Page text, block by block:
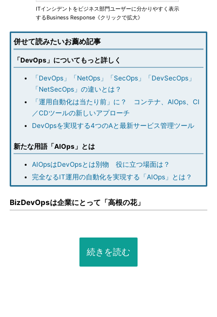
ITインシデントをビジネス部門ユーザーに分かりやすく表示
するBusiness Response《クリックで拡大》
併せて読みたいお薦め記事
「DevOps」についてもっと詳しく
「DevOps」「NetOps」「SecOps」「DevSecOps」
「NetSecOps」の違いとは？
「運用自動化は当たり前」に？ コンテナ、AIOps、CI
／CDツールの新しいアプローチ
DevOpsを実現する4つのAと最新サービス管理ツール
新たな用語「AIOps」とは
AIOpsはDevOpsとは別物 役に立つ場面は？
完全なるIT運用の自動化を実現する「AIOps」とは？
BizDevOpsは企業にとって「高根の花」
続きを読む